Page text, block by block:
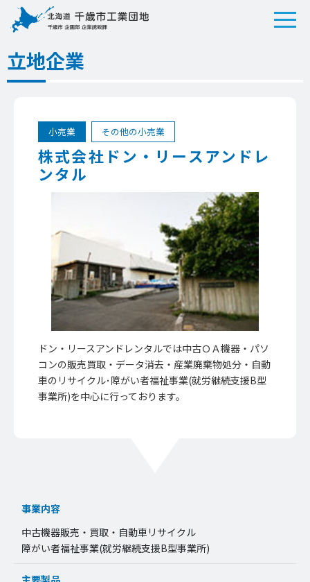
立地企業
小売業 その他の小売業
株式会社ドン・リースアンドレ
ンタル
ドン・リースアンドレンタルでは中古ＯＡ機器・パソ
コンの販売買取・データ消去・産業廃棄物処分・自動
車のリサイクル･障がい者福祉事業(就労継続支援B型
事業所)を中心に行っております。
事業内容
中古機器販売・買取・自動車リサイクル
障がい者福祉事業(就労継続支援B型事業所)